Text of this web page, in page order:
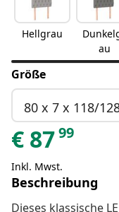
Hellgrau
au
Größe
80 x 7 x 118/
€ 8799
Inkl. Mwst.
Beschreibung
Dieses klassische